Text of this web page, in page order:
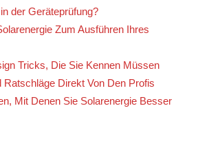
der Geräteprüfung?
Zum Ausführen Ihres
Tricks, Die Sie Kennen Müssen
Ratschläge Direkt Von Den Profis
Mit Denen Sie Solarenergie Besser